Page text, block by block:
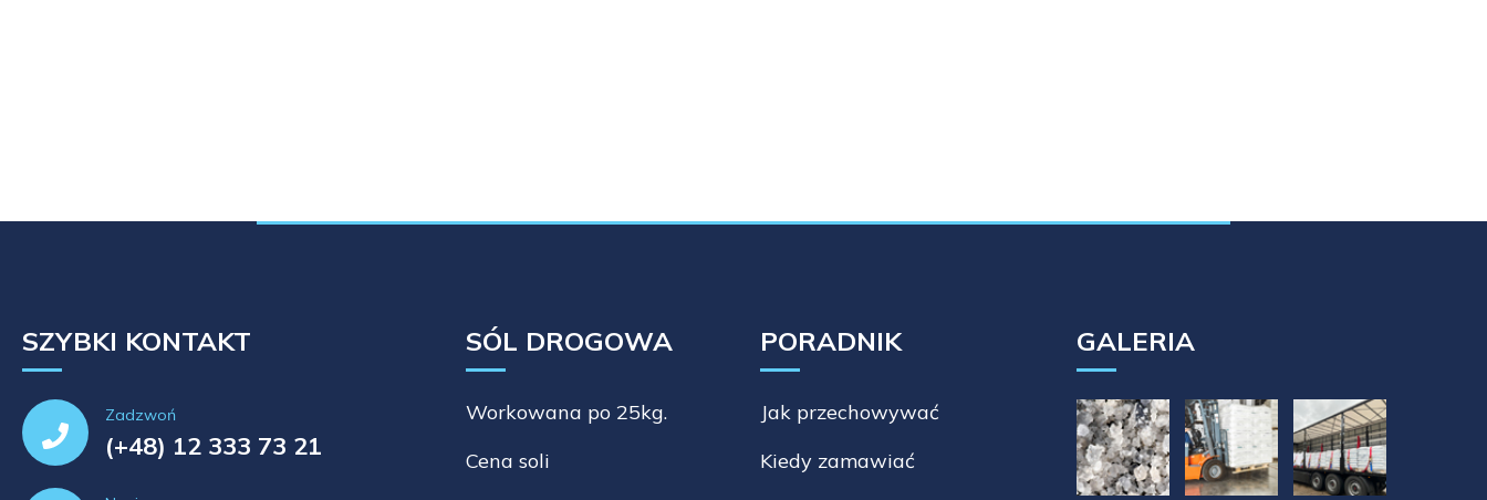
SZYBKI KONTAKT
Zadzwoń
(+48) 12 333 73 21
SÓL DROGOWA
Workowana po 25kg.
Cena soli
PORADNIK
Jak przechowywać
Kiedy zamawiać
GALERIA